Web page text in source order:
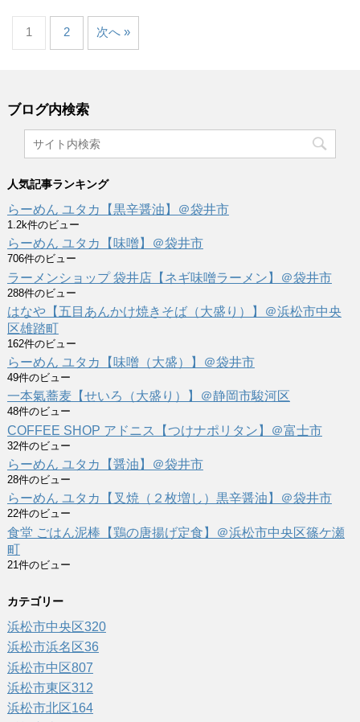
1 2 次へ »
ブログ内検索
人気記事ランキング
らーめん ユタカ【黒辛醤油】＠袋井市
1.2k件のビュー
らーめん ユタカ【味噌】＠袋井市
706件のビュー
ラーメンショップ 袋井店【ネギ味噌ラーメン】＠袋井市
288件のビュー
はなや【五目あんかけ焼きそば（大盛り）】＠浜松市中央
区雄踏町
162件のビュー
らーめん ユタカ【味噌（大盛）】＠袋井市
49件のビュー
一本氣蕎麦【せいろ（大盛り）】＠静岡市駿河区
48件のビュー
COFFEE SHOP アドニス【つけナポリタン】＠富士市
32件のビュー
らーめん ユタカ【醤油】＠袋井市
28件のビュー
らーめん ユタカ【叉焼（２枚増し）黒辛醤油】＠袋井市
22件のビュー
食堂 ごはん泥棒【鶏の唐揚げ定食】＠浜松市中央区篠ケ瀬
町
21件のビュー
カテゴリー
浜松市中央区320
浜松市浜名区36
浜松市中区807
浜松市東区312
浜松市北区164